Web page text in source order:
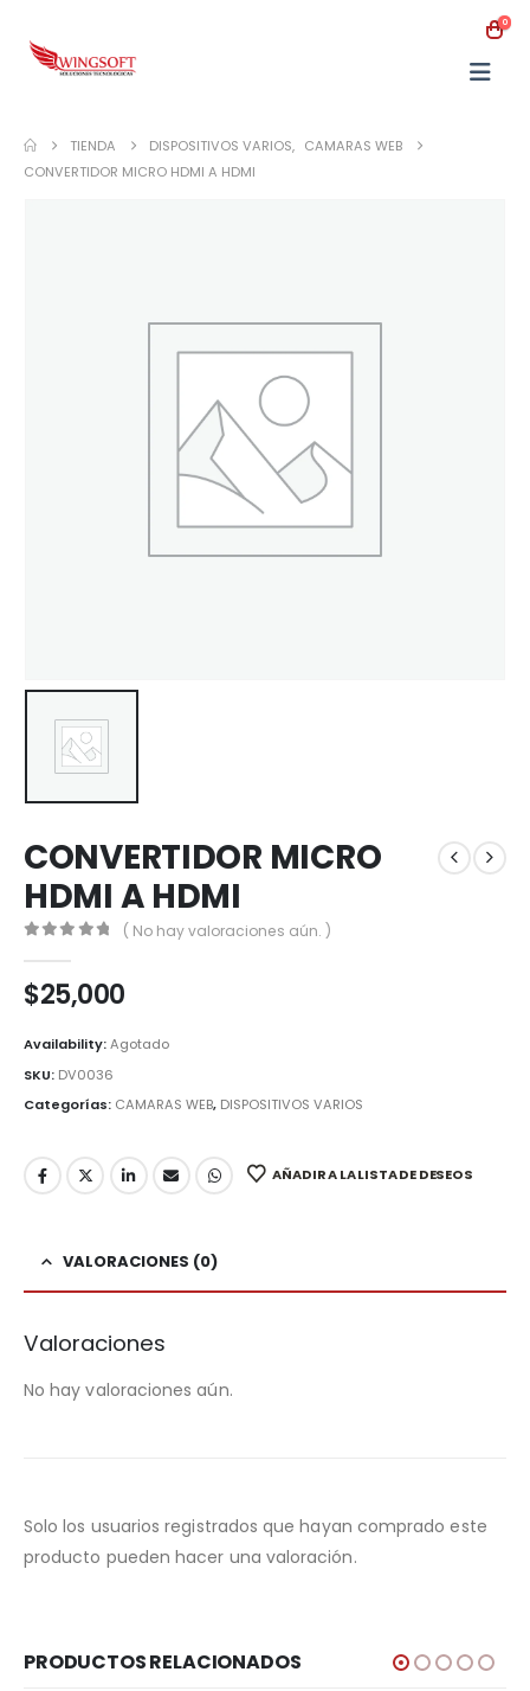
0
TIENDA DISPOSITIVOS VARIOS, CAMARAS WEB
CONVERTIDOR MICRO HDMI A HDMI
CONVERTIDOR MICRO
HDMI A HDMI
( No hay valoraciones aún. )
$25,000
Availability:Agotado
SKU: DV0036
Categorías: CAMARAS WEB, DISPOSITIVOS VARIOS
AÑADIR A LA LISTA DE DESEOS
VALORACIONES (0)
Valoraciones
No hay valoraciones aún.
Solo los usuarios registrados que hayan comprado este
producto pueden hacer una valoración.
PRODUCTOS RELACIONADOS